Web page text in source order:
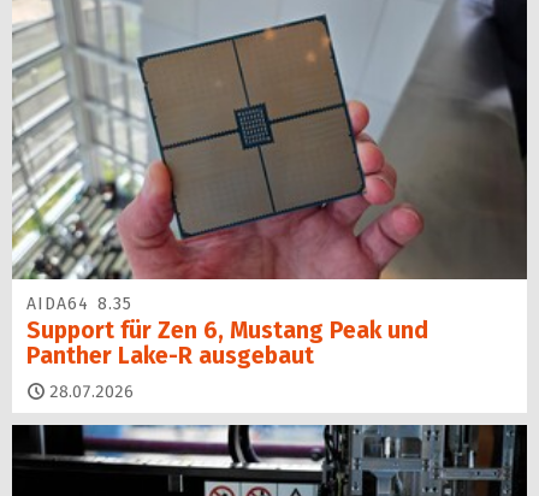
AIDA64 8.35
Support für Zen 6, Mustang Peak und
Panther Lake-R ausgebaut
28.07.2026